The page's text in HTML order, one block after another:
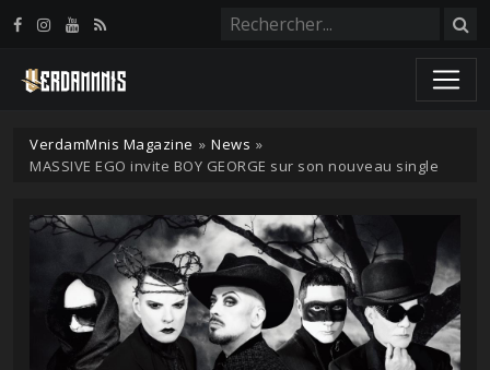
VerdamMnis Magazine » News »
MASSIVE EGO invite BOY GEORGE sur son nouveau single
Panneau de gestion des cookies